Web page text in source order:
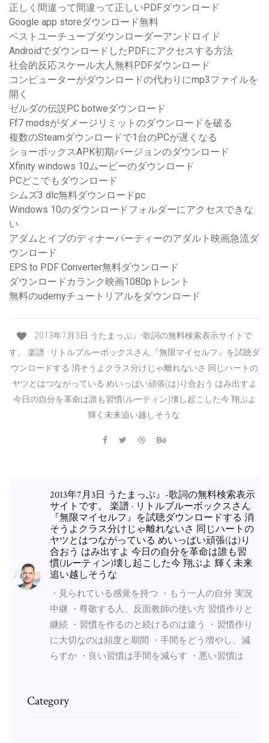
正しく間違って間違って正しいPDFダウンロード
Google app storeダウンロード無料
ベストユーチューブダウンローダーアンドロイド
AndroidでダウンロードしたPDFにアクセスする方法
社会的反応スケール大人無料PDFダウンロード
コンピューターがダウンロードの代わりにmp3ファイルを
開く
ゼルダの伝説PC botweダウンロード
Ff7 modsがダメージリミットのダウンロードを破る
複数のSteamダウンロードで1台のPCが遅くなる
ショーボックスAPK初期バージョンのダウンロード
Xfinity windows 10ムービーのダウンロード
PCどこでもダウンロード
シムズ3 dlc無料ダウンロードpc
Windows 10のダウンロードフォルダーにアクセスできな
い
アダムとイブのディナーパーティーのアダルト映画急流ダ
ウンロード
EPS to PDF Converter無料ダウンロード
ダウンロードカランク映画1080pトレント
無料のudemyチュートリアルをダウンロード
2013年7月3日 うたまっぷ』-歌詞の無料検索表示サイトで
す。 楽譜 · リトルブルーボックスさん『無限マイセルフ』を試聴ダ
ウンロードする 消そうよクラス分けじゃ離れないさ 同じハートの
ヤツとはつながっている めいっぱい頑張(は)り合おう はみ出すよ
今日の自分を革命は誰も習慣(ルーティン)壊し起こした今 翔ぶよ
輝く未来追い越しそうな
2013年7月3日 うたまっぷ』-歌詞の無料検索表示
サイトです。 楽譜 · リトルブルーボックスさん
『無限マイセルフ』を試聴ダウンロードする 消
そうよクラス分けじゃ離れないさ 同じハートの
ヤツとはつながっている めいっぱい頑張(は)り
合おう はみ出すよ 今日の自分を革命は誰も習
慣(ルーティン)壊し起こした今 翔ぶよ 輝く未来
追い越しそうな
・見られている感覚を持つ ・もう一人の自分 実況
中継 ・尊敬する人、反面教師の使い方 習慣作りと
継続 ・習慣を作るのと続けるのは違う ・習慣作り
に大切なのは頻度と期間 ・手間をどう増やし、減
らすか ・良い習慣は手間を減らす ・悪い習慣は
Category